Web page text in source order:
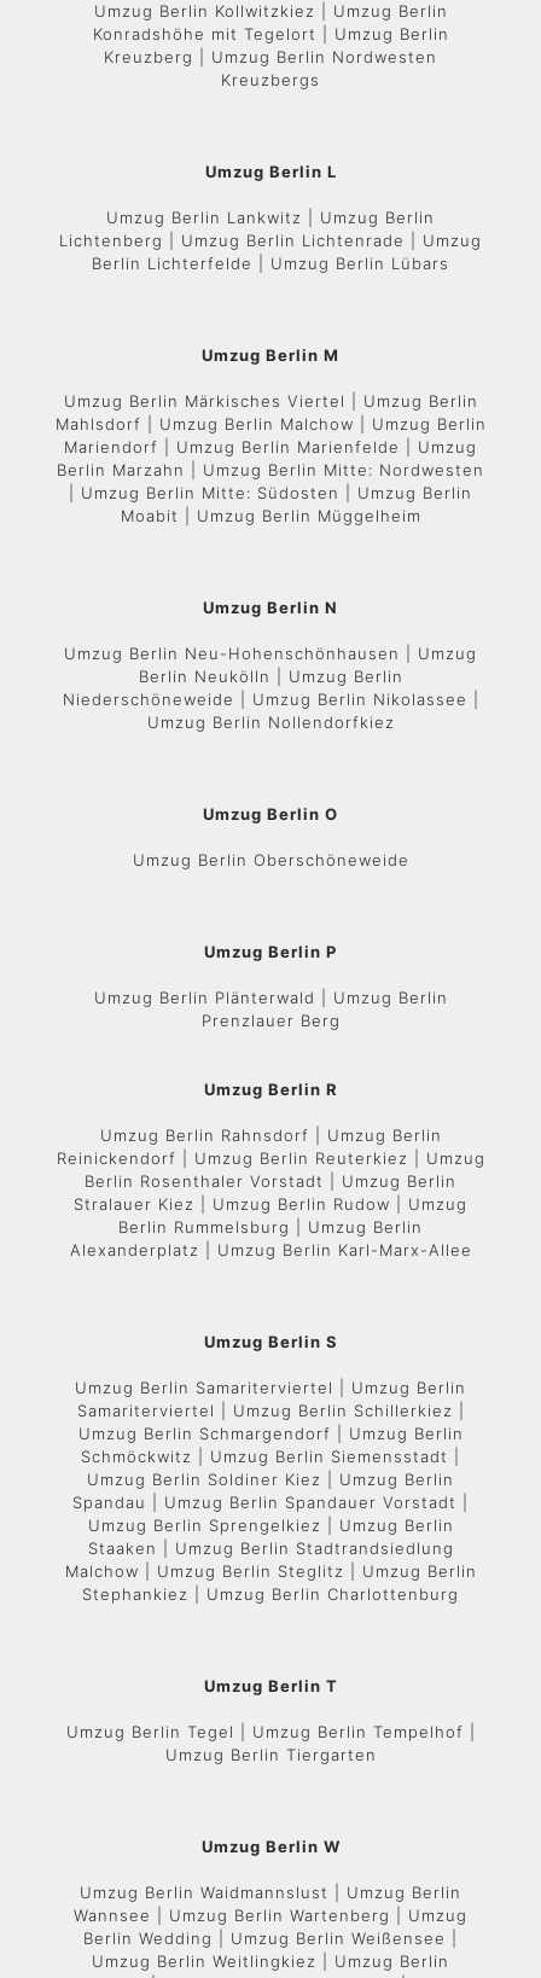
Umzug Berlin Kollwitzkiez | Umzug Berlin
Konradshöhe mit Tegelort | Umzug Berlin
Kreuzberg | Umzug Berlin Nordwesten
Kreuzbergs
Umzug Berlin L
Umzug Berlin Lankwitz | Umzug Berlin
Lichtenberg | Umzug Berlin Lichtenrade | Umzug
Berlin Lichterfelde | Umzug Berlin Lübars
Umzug Berlin M
Umzug Berlin Märkisches Viertel | Umzug Berlin
Mahlsdorf | Umzug Berlin Malchow | Umzug Berlin
Mariendorf | Umzug Berlin Marienfelde | Umzug
Berlin Marzahn | Umzug Berlin Mitte: Nordwesten
| Umzug Berlin Mitte: Südosten | Umzug Berlin
Moabit | Umzug Berlin Müggelheim
Umzug Berlin N
Umzug Berlin Neu-Hohenschönhausen | Umzug
Berlin Neukölln | Umzug Berlin
Niederschöneweide | Umzug Berlin Nikolassee |
Umzug Berlin Nollendorfkiez
Umzug Berlin O
Umzug Berlin Oberschöneweide
Umzug Berlin P
Umzug Berlin Plänterwald | Umzug Berlin
Prenzlauer Berg
Umzug Berlin R
Umzug Berlin Rahnsdorf | Umzug Berlin
Reinickendorf | Umzug Berlin Reuterkiez | Umzug
Berlin Rosenthaler Vorstadt | Umzug Berlin
Stralauer Kiez | Umzug Berlin Rudow | Umzug
Berlin Rummelsburg | Umzug Berlin
Alexanderplatz | Umzug Berlin Karl-Marx-Allee
Umzug Berlin S
Umzug Berlin Samariterviertel | Umzug Berlin
Samariterviertel | Umzug Berlin Schillerkiez |
Umzug Berlin Schmargendorf | Umzug Berlin
Schmöckwitz | Umzug Berlin Siemensstadt |
Umzug Berlin Soldiner Kiez | Umzug Berlin
Spandau | Umzug Berlin Spandauer Vorstadt |
Umzug Berlin Sprengelkiez | Umzug Berlin
Staaken | Umzug Berlin Stadtrandsiedlung
Malchow | Umzug Berlin Steglitz | Umzug Berlin
Stephankiez | Umzug Berlin Charlottenburg
Umzug Berlin T
Umzug Berlin Tegel | Umzug Berlin Tempelhof |
Umzug Berlin Tiergarten
Umzug Berlin W
Umzug Berlin Waidmannslust | Umzug Berlin
Wannsee | Umzug Berlin Wartenberg | Umzug
Berlin Wedding | Umzug Berlin Weißensee |
Umzug Berlin Weitlingkiez | Umzug Berlin